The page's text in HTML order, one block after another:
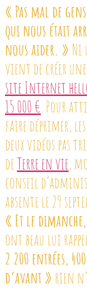
« Pas mal de
qui nous était
nous aider. » Ni
vient de créer une
site Internet
15 000 €. Pour
faire déprimer,
deux vidéos pas
deTerre en vie,
conseil
absente le 29
« Et le
ont beau lui
2 200 entrées,
d’avant » rien